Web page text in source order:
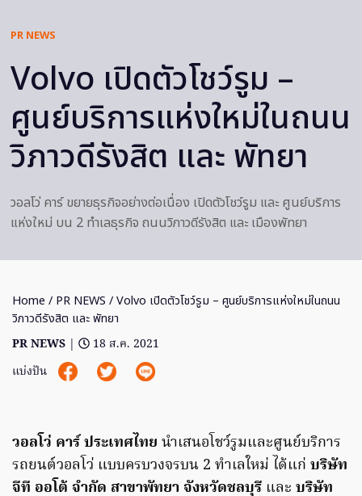
PR NEWS
Volvo เปิดตัวโชว์รูม –
ศูนย์บริการแห่งใหม่ในถนน
วิภาวดีรังสิต และ พัทยา
วอลโว่ คาร์ ขยายธุรกิจอย่างต่อเนื่อง เปิดตัวโชว์รูม และ ศูนย์บริการ
แห่งใหม่ บน 2 ทำเลธุรกิจ ถนนวิภาวดีรังสิต และ เมืองพัทยา
Home / PR NEWS / Volvo เปิดตัวโชว์รูม – ศูนย์บริการแห่งใหม่ในถนน
วิภาวดีรังสิต และ พัทยา
PR NEWS |
18 ส.ค. 2021
แบ่งปัน
วอลโว่ คาร์ ประเทศไทย นำเสนอโชว์รูมและศูนย์บริการ
รถยนต์วอลโว่ แบบครบวงจรบน 2 ทำเลใหม่ ได้แก่ บริษัท
จีที ออโต้ จำกัด สาขาพัทยา จังหวัดชลบุรี และ บริษัท